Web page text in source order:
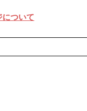
について